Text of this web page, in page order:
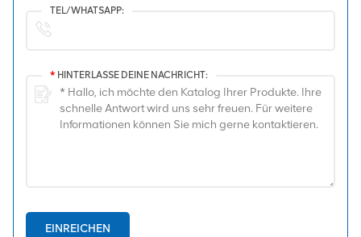
TEL/WHATSAPP:
* HINTERLASSE DEINE NACHRICHT:
EINREICHEN